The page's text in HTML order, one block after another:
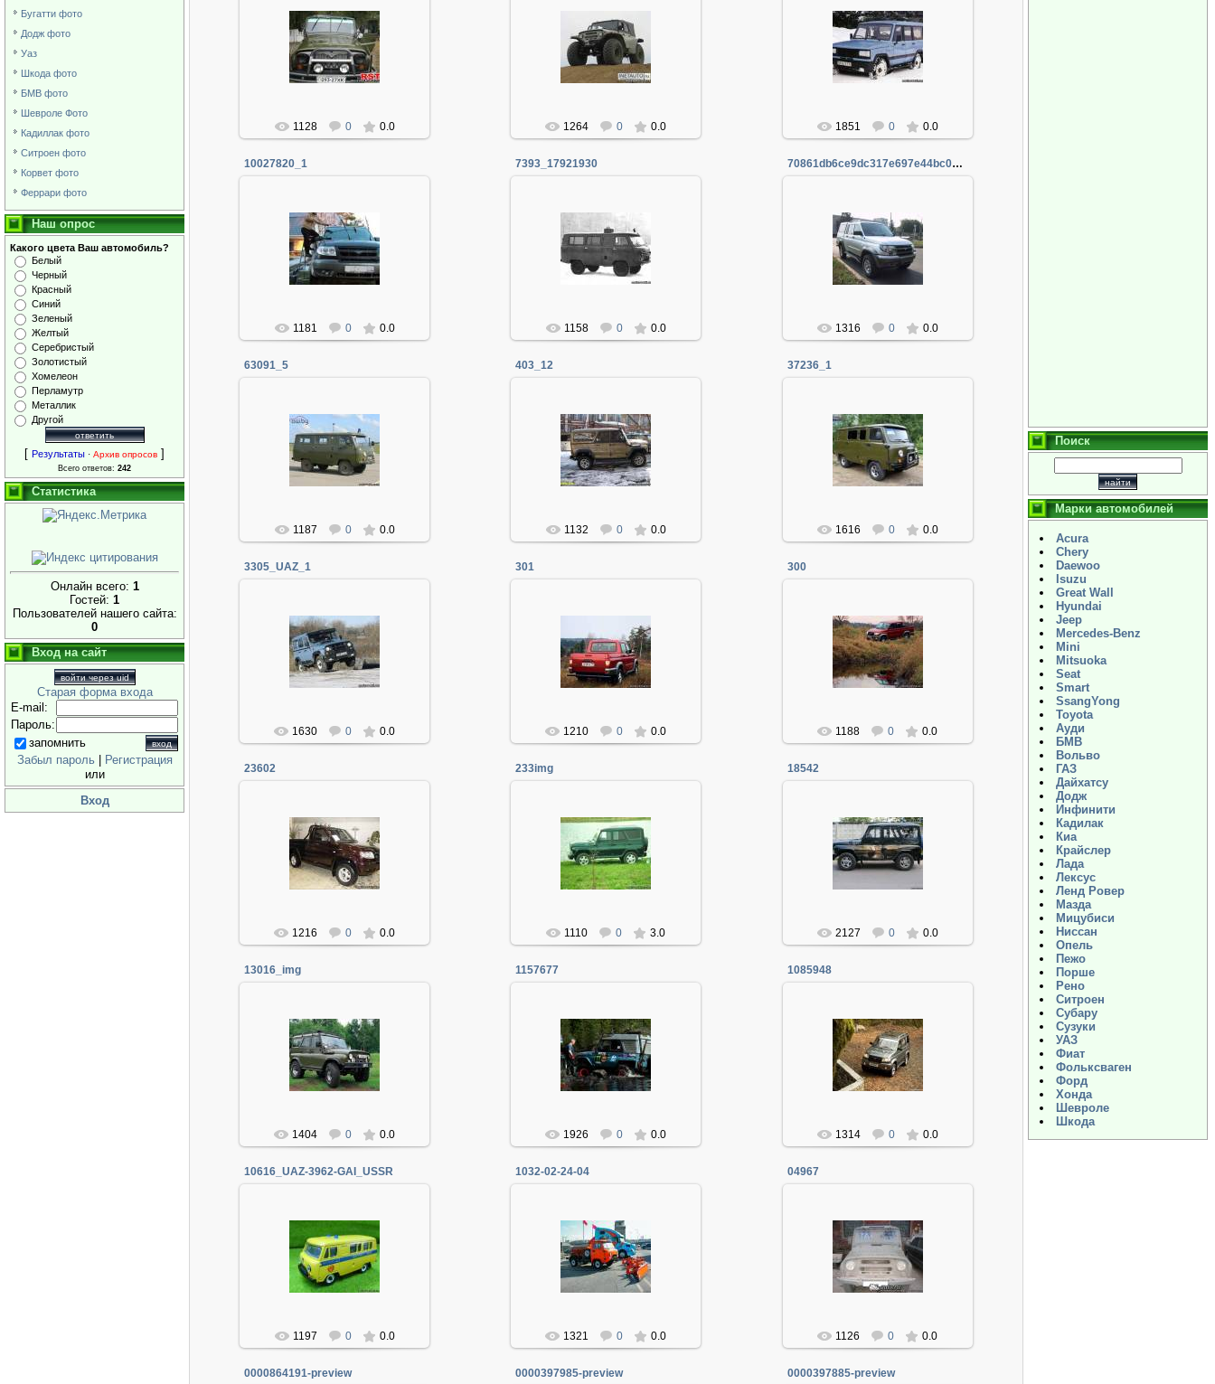
Бугатти фото
Додж фото
Уаз
Шкода фото
БМВ фото
Шевроле Фото
Кадиллак фото
Ситроен фото
Корвет фото
Феррари фото
Наш опрос
Какого цвета Ваш автомобиль?
Белый
Черный
Красный
Синий
Зеленый
Желтый
Серебристый
Золотистый
Хомелеон
Перламутр
Металлик
Другой
[ Результаты · Архив опросов ]
Всего ответов: 242
Статистика
Онлайн всего: 1
Гостей: 1
Пользователей нашего сайта:
0
Вход на сайт
войти через uid
Старая форма входа
E-mail:
Пароль:
запомнить
Забыл пароль
Регистрация
или
Вход
06.01.2014
Админ
1128 0 0.0
06.01.2014
Админ
1264 0 0.0
06.01.2014
Админ
1851 0 0.0
10027820_1
06.01.2014
Админ
1181 0 0.0
7393_17921930
06.01.2014
Админ
1158 0 0.0
70861db6ce9dc317e697e44bc0147481_full
06.01.2014
Админ
1316 0 0.0
63091_5
06.01.2014
Админ
1187 0 0.0
403_12
06.01.2014
Админ
1132 0 0.0
37236_1
06.01.2014
Админ
1616 0 0.0
3305_UAZ_1
06.01.2014
Админ
1630 0 0.0
301
06.01.2014
Админ
1210 0 0.0
300
06.01.2014
Админ
1188 0 0.0
23602
06.01.2014
Админ
1216 0 0.0
233img
06.01.2014
Админ
1110 0 3.0
18542
06.01.2014
Админ
2127 0 0.0
13016_img
06.01.2014
Админ
1404 0 0.0
1157677
06.01.2014
Админ
1926 0 0.0
1085948
06.01.2014
Админ
1314 0 0.0
10616_UAZ-3962-GAI_USSR
06.01.2014
Админ
1197 0 0.0
1032-02-24-04
06.01.2014
Админ
1321 0 0.0
04967
06.01.2014
Админ
1126 0 0.0
0000864191-preview 0000397985-preview 0000397885-preview
Поиск
Марки автомобилей
Acura
Chery
Daewoo
Isuzu
Great Wall
Hyundai
Jeep
Mercedes-Benz
Mini
Mitsuoka
Seat
Smart
SsangYong
Toyota
Ауди
БМВ
Вольво
ГАЗ
Дайхатсу
Додж
Инфинити
Кадилак
Киа
Крайслер
Лада
Лексус
Ленд Ровер
Мазда
Мицубиси
Ниссан
Опель
Пежо
Порше
Рено
Ситроен
Субару
Сузуки
УАЗ
Фиат
Фольксваген
Форд
Хонда
Шевроле
Шкода